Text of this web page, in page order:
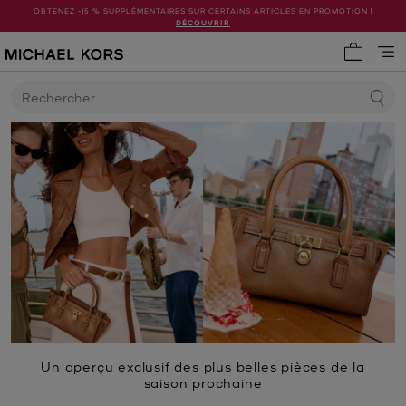
OBTENEZ -15 % SUPPLÉMENTAIRES SUR CERTAINS ARTICLES EN PROMOTION |
DÉCOUVRIR
Rechercher
Un aperçu exclusif des plus belles pièces de la
saison prochaine